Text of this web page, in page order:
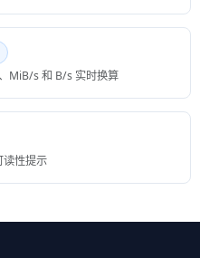
MiB/s 和 B/s 实时换算
性提示